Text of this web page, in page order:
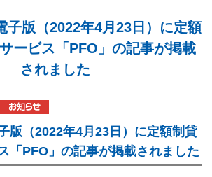
子版（2022年4月23日）に定額
ービス「PFO」の記事が掲載
されました
版（2022年4月23日）に定額制貸
「PFO」の記事が掲載されました